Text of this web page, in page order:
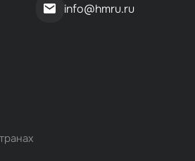
info@hmru.ru